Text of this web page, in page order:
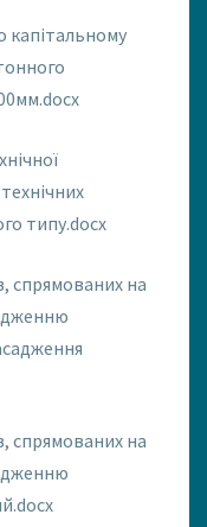
капітальному
типу.docx
спрямованих на
спрямованих на